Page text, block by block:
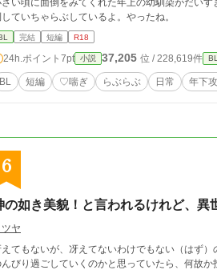
い頃に面倒をみてくれた年上の幼馴染がだいすきな攻×近
ていちゃらぶしているよ。やったね。
完結 短編 R18
24h.ポイント 7pt 小説 37,205 位 / 228,619件 BL
BL 短編 ♡喘ぎ らぶらぶ 日常 年下
6
の如き美貌！と言われるけれど、異
ヤ
てもないが、冴えてないわけでもない（はず
びり過ごしていくのかと思っていたら、何故